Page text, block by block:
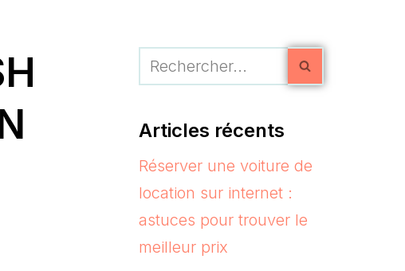
Articles récents
Réserver une voiture de
location sur internet :
astuces pour trouver le
meilleur prix